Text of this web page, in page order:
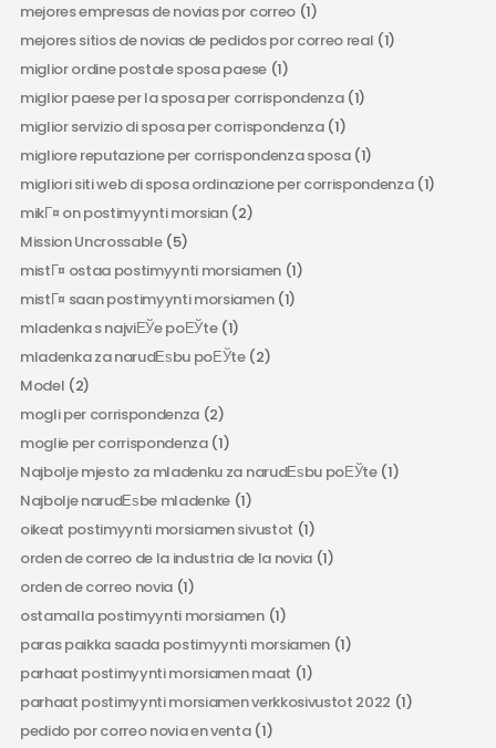
mejores empresas de novias por correo(1)
mejores sitios de novias de pedidos por correo real (1)
miglior ordine postale sposa paese(1)
miglior paese per la sposa per corrispondenza(1)
miglior servizio di sposa per corrispondenza(1)
migliore reputazione per corrispondenza sposa(1)
migliori siti web di sposa ordinazione per corrispondenza(1)
mikГ¤ on postimyynti morsian(2)
Mission Uncrossable(5)
mistГ¤ ostaa postimyynti morsiamen(1)
mistГ¤ saan postimyynti morsiamen(1)
mladenka s najviЕЎe poЕЎte(1)
mladenka za narudЕѕbu poЕЎte(2)
Model (2)
mogli per corrispondenza (2)
moglie per corrispondenza(1)
Najbolje mjesto za mladenku za narudЕѕbu poЕЎte(1)
Najbolje narudЕѕbe mladenke (1)
oikeat postimyynti morsiamen sivustot (1)
orden de correo de la industria de la novia(1)
orden de correo novia (1)
ostamalla postimyynti morsiamen(1)
paras paikka saada postimyynti morsiamen(1)
parhaat postimyynti morsiamen maat (1)
parhaat postimyynti morsiamen verkkosivustot 2022 (1)
pedido por correo novia en venta(1)